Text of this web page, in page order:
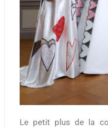
Le petit plus de la collection ? Viktor & Rolf